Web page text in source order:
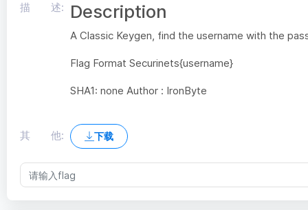
描 述: Description
A Classic Keygen, find the username with the
Flag Format Securinets{username}
SHA1: none Author : IronByte
其 他: 下载